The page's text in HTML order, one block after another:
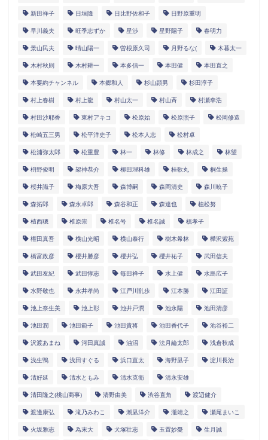
新田祥子 日垣隆 日比野佐和子 日野原重明
早川義夫 旺季志ずか 星渉 星野陽子 春明力
景山民夫 晴山陽一 曽根原久司 月野るな( 木暮太一
木村秋則 木村耕一 本多信一 本田健 本田直之
本要約チャンネル 本郷和人 杉山頴男 杉田淳子
村上春樹 村上龍 村山太一 村山斉 村瀬幸浩
村田沙耶香 東村アキコ 松原始 松原照子 松岡修造
松崎五三男 松平洋史子 松本人志 松村卓
松浦弥太郎 松重豊 林一 林修 林成之 林望
枡野俊明 架神恭介 柳田理科雄 桂歌丸 桐生操
桜井識子 梅原大吾 森博嗣 森岡清史 森川暁子
森拓郎 森永卓郎 森谷和正 森達也 植松努
植西聰 椎原崇 椎名号 椎名誠 槙孝子
権田真吾 横山光昭 横山泰行 樹木希林 樺沢紫苑
橋富政彦 櫻井勝彦 櫻井弘 櫻井祐子 武田信夫
武田友紀 武田惇志 毎田祥子 水上健 水島広子
水野敬也 永井孝尚 江戸川乱歩 江本勝 江田証
池上奈生美 池上彰 池井戸潤 池永陽 池田清彦
池田潤 池田範子 池田貴将 池田香代子 池谷裕二
沢渡あまね 河田真誠 油沼 法月綸太郎 浅倉秋成
浅生鴨 浅田すぐる 浜口直太 海野凪子 淀川長治
清好延 清水ともみ 清水克衛 清永安雄
清田隆之(桃山商事) 清野由美 渋谷直角 渡辺健介
渡邊康弘 滝乃みわこ 潮凪洋介 瀧靖之 瀬尾まいこ
火坂雅志 為末大 犬塚壮志 玉置妙憂 生月誠